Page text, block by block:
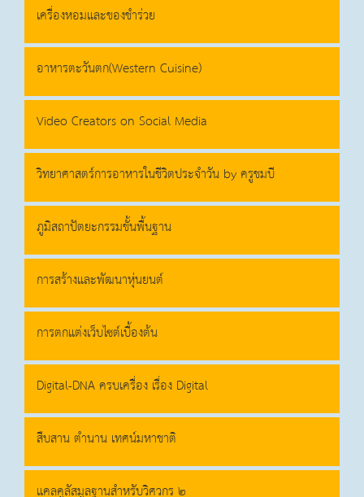
เครื่องหอมและของชำร่วย
อาหารตะวันตก(Western Cuisine)
Video Creators on Social Media
วิทยาศาสตร์การอาหารในชีวิตประจำวัน by ครูชมบี
ภูมิสถาปัตยะกรรมขั้นพื้นฐาน
การสร้างและพัฒนาหุ่นยนต์
การตกแต่งเว็บไซต์เบื้องต้น
Digital-DNA ครบเครื่อง เรื่อง Digital
สืบสาน ตำนาน เทศน์มหาชาติ
แคลคูลัสมูลฐานสำหรับวิศวกร ๒